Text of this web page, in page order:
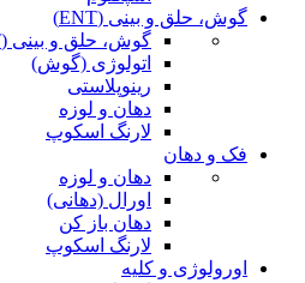
گوش، حلق و بینی (ENT)
گوش، حلق و بینی (ENT)
اتولوژی (گوش)
رینوپلاستی
دهان و لوزه
لارنگ اسکوپ
فک و دهان
دهان و لوزه
اورال (دهانی)
دهان باز کن
لارنگ اسکوپ
اورولوژی و کلیه